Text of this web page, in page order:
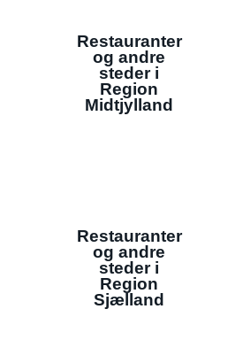
Restauranter
og andre
steder i
Region
Midtjylland
Restauranter
og andre
steder i
Region
Sjælland